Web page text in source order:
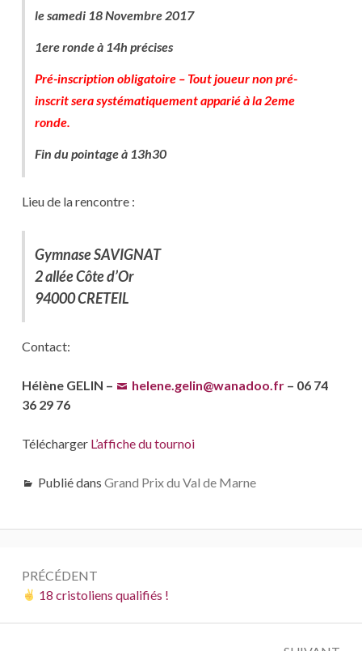
le samedi 18 Novembre 2017
1ere ronde à 14h précises
Pré-inscription obligatoire – Tout joueur non pré-
inscrit sera systématiquement apparié à la 2eme
ronde.
Fin du pointage à 13h30
Lieu de la rencontre :
Gymnase SAVIGNAT
2 allée Côte d’Or
94000 CRETEIL
Contact:
Hélène GELIN – helene.gelin@wanadoo.fr– 06 74
36 29 76
Télécharger L’affiche du tournoi
Publié dans Grand Prix du Val de Marne
Navigation
de
l’article
PRÉCÉDENT
Précédent :
18 cristoliens qualifiés !